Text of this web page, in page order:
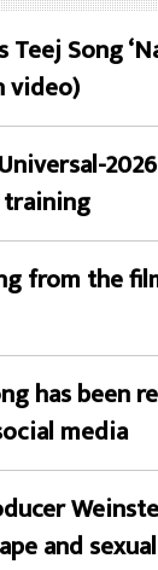
Teej Song
video)
from the
has been
media
and